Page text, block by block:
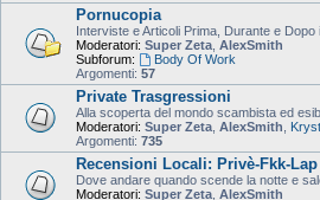
Pornucopia
Interviste e Articoli Prima, Durante e Dopo
Moderatori: Super Zeta AlexSmith
Subforum:
Body Of Work
Argomenti: 57
Private Trasgressioni
Alla scoperta del mondo scambista ed
Moderatori: Super Zeta AlexSmith
Argomenti: 735
Recensioni Locali: Privè-Fkk-Lap
Dove andare quando scende la notte e
Moderatori: Super Zeta AlexSmith